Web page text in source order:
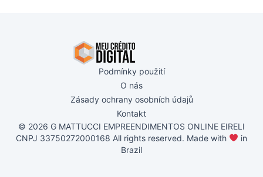
Podmínky použití
O nás
Zásady ochrany osobních údajů
Kontakt
© 2026 G MATTUCCI EMPREENDIMENTOS ONLINE EIRELI
CNPJ 33750272000168 All rights reserved. Made with
in
Brazil